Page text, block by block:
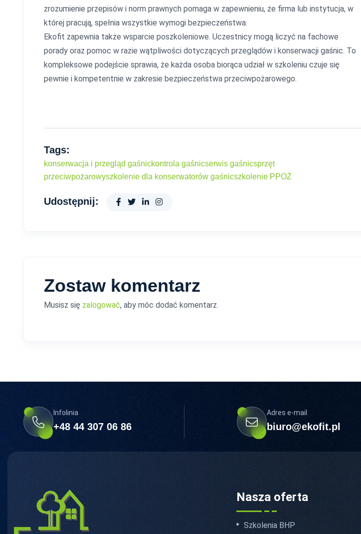
zrozumienie przepisów i norm prawnych pomaga w zapewnieniu, że firma lub instytucja, w
której pracują, spełnia wszystkie wymogi bezpieczeństwa.
Ekofit zapewnia także wsparcie poszkoleniowe. Uczestnicy mogą liczyć na fachowe
porady oraz pomoc w razie wątpliwości dotyczących przeglądów i konserwacji gaśnic. To
kompleksowe podejście sprawia, że każda osoba biorąca udział w szkoleniu czuje się
pewnie i kompetentnie w zakresie bezpieczeństwa przeciwpożarowego.
Tags:
konserwacja i przegląd gaśnickontrola gaśnicserwis gaśnicsprzęt
przeciwpożarowyszkolenie dla konserwatorów gaśnicszkolenie PPOŻ
Udostępnij:
Zostaw komentarz
Musisz się zalogować, aby móc dodać komentarz.
Infolinia
+48 44 307 06 86
Adres e-mail
biuro@ekofit.pl
Nasza oferta
Szkolenia BHP